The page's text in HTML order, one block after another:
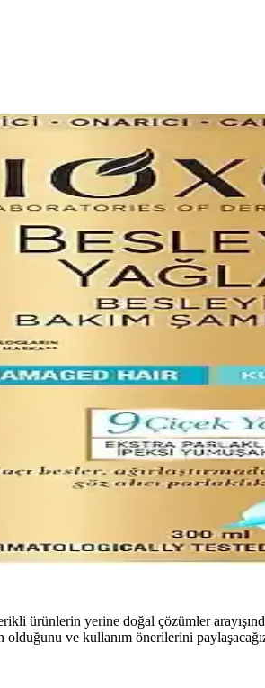
ürünlerin yerine doğal çözümler
olduğunu ve kullanım önerilerini